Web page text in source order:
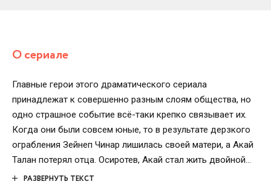
О сериале
Главные герои этого драматического сериала
принадлежат к совершенно разным слоям общества, но
одно страшное событие всё-таки крепко связывает их.
Когда они были совсем юные, то в результате дерзкого
ограбления Зейнеп Чинар лишилась своей матери, а Акай
Талан потерял отца. Осиротев, Акай стал жить двойной
жизнью. Днём он – респектабельный бизнесмен, а ночью
РАЗВЕРНУТЬ ТЕКСТ